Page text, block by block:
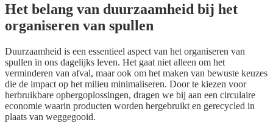
Het belang van duurzaamheid bij het
organiseren van spullen
Duurzaamheid is een essentieel aspect van het organiseren van
spullen in ons dagelijks leven. Het gaat niet alleen om het
verminderen van afval, maar ook om het maken van bewuste keuzes
die de impact op het milieu minimaliseren. Door te kiezen voor
herbruikbare opbergoplossingen, dragen we bij aan een circulaire
economie waarin producten worden hergebruikt en gerecycled in
plaats van weggegooid.